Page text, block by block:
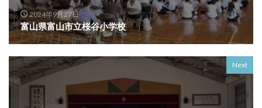
2024年9月27日
富山県富山市立桜谷小学校
Next